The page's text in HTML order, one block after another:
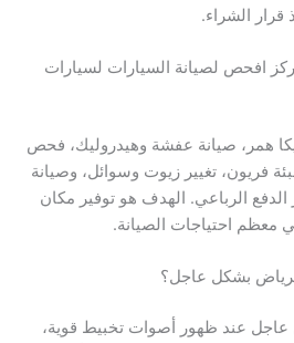
قرار الشراء.
افحص لصيانة السيارات لسيارات
همر، صيانة عفشة وهيدروليك، فحص
فريون، تغيير زيوت وسوائل، وصيانة
الرباعي. الهدف هو توفير مكان
معظم احتياجات الصيانة.
بشكل عاجل؟
عاجل عند ظهور أصوات تخبيط قوية،